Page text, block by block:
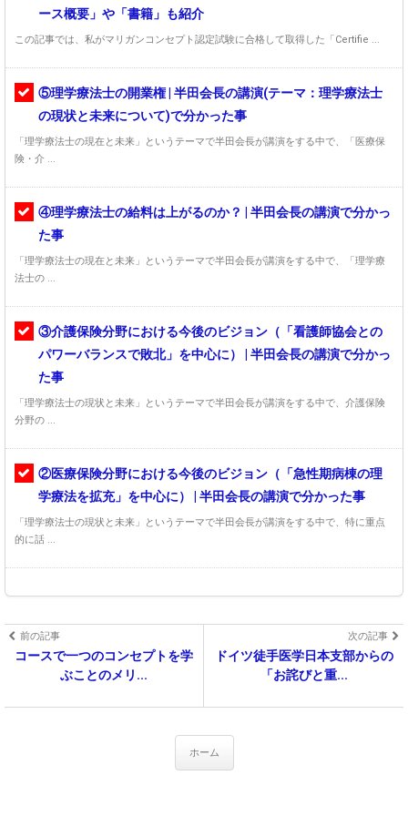
ース概要」や「書籍」も紹介
この記事では、私がマリガンコンセプト認定試験に合格して取得した「Certifie ...
⑤理学療法士の開業権 | 半田会長の講演(テーマ：理学療法士
の現状と未来について)で分かった事
「理学療法士の現在と未来」というテーマで半田会長が講演をする中で、「医療保
険・介 ...
④理学療法士の給料は上がるのか？ | 半田会長の講演で分かっ
た事
「理学療法士の現在と未来」というテーマで半田会長が講演をする中で、「理学療
法士の ...
③介護保険分野における今後のビジョン（「看護師協会との
パワーバランスで敗北」を中心に） | 半田会長の講演で分かっ
た事
「理学療法士の現状と未来」というテーマで半田会長が講演をする中で、介護保険
分野の ...
②医療保険分野における今後のビジョン（「急性期病棟の理
学療法を拡充」を中心に） | 半田会長の講演で分かった事
「理学療法士の現状と未来」というテーマで半田会長が講演をする中で、特に重点
的に話 ...
前の記事
コースで一つのコンセプトを学
ぶことのメリ...
次の記事
ドイツ徒手医学日本支部からの
「お詫びと重...
ホーム